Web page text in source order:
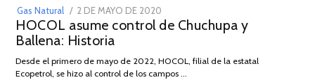
Gas Natural
POSTED
ON
2 DE MAYO DE 2020
DE
2026
HOCOL asume control de Chuchupa y
Ballena: Historia
Desde el primero de mayo de 2022, HOCOL, filial de la estatal
Ecopetrol, se hizo al control de los campos …